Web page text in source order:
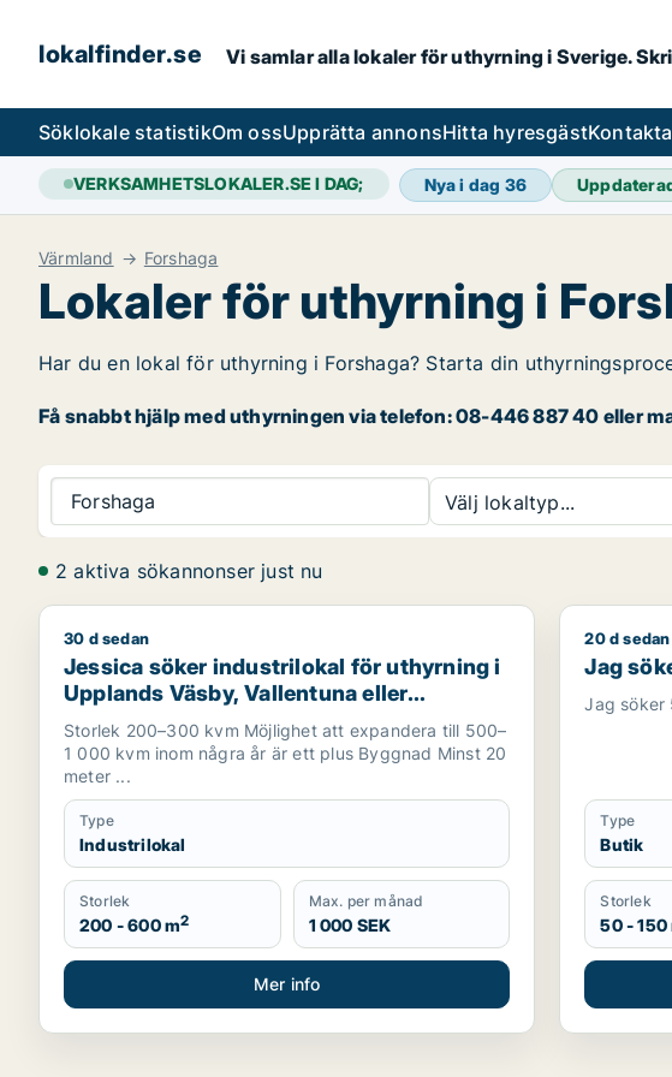
lokalfinder.se Vi samlar alla lokaler för uthyrning i Sverige.
Söklokale statistikOm ossUpprätta annonsHitta hyresgäst
VERKSAMHETSLOKALER.SE I DAG; Nya i dag 36
Värmland Forshaga
Lokaler för uthyrning i
Har du en lokal för uthyrning i Forshaga? Starta din
Få snabbt hjälp med uthyrningen via telefon: 08-446 887 40 eller
Forshaga Välj lokaltyp...
2 aktiva sökannonser just nu
Jessica söker industrilokal för uthyrning i Upplands Väsby,
30 d sedan
Jessica söker industrilokal för uthyrning i
Upplands Väsby, Vallentuna eller
Upplands-Bro m.fl.
Storlek 200–300 kvm Möjlighet att expandera till 500–
1 000 kvm inom några år är ett plus Byggnad Minst 20
meter ...
Type
Industrilokal
Storlek
200 - 600 m2
Max. per månad
1 000 SEK
Mer info
Jag
20 d sedan
Jag
Jag söker
Type
Butik
Storlek
50 - 150